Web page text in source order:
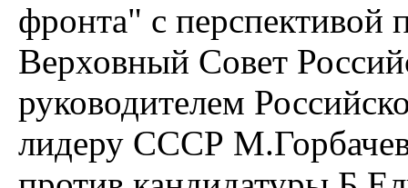
фронта" с перспективой
Верховный Совет
руководителем
лидеру СССР